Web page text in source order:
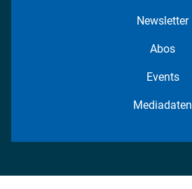
Newsletter
Abos
Events
Mediadaten